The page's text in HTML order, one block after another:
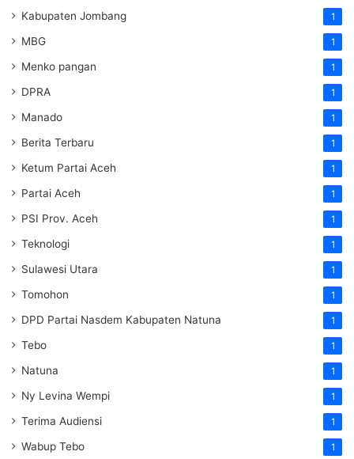
Kabupaten Jombang 1
MBG 1
Menko pangan 1
DPRA 1
Manado 1
Berita Terbaru 1
Ketum Partai Aceh 1
Partai Aceh 1
PSI Prov. Aceh 1
Teknologi 1
Sulawesi Utara 1
Tomohon 1
DPD Partai Nasdem Kabupaten Natuna 1
Tebo 1
Natuna 1
Ny Levina Wempi 1
Terima Audiensi 1
Wabup Tebo 1